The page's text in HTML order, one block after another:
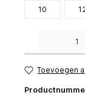
10
Toevoegen